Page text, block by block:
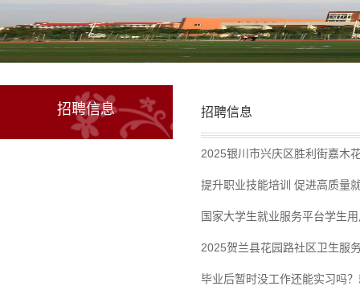
招聘信息 招聘信息
2025银川市兴庆区胜利街嘉木
提升职业技能培训 促进高质量
国家大学生就业服务平台学生
2025贺兰县花园路社区卫生服
毕业后暂时没工作还能实习吗